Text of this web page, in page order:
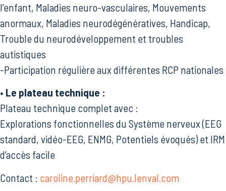
l’enfant, Maladies neuro-vasculaires, Mouvements
anormaux, Maladies neurodégénératives, Handicap,
Trouble du neurodéveloppement et troubles
autistiques
-Participation régulière aux différentes RCP nationales
• Le plateau technique :
Plateau technique complet avec :
Explorations fonctionnelles du Système nerveux (EEG
standard, vidéo-EEG, ENMG, Potentiels évoqués) et IRM
d’accès facile
Contact : caroline.perriard@hpu.lenval.com